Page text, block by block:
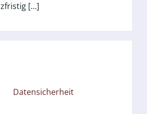
[…]
Datensicherheit